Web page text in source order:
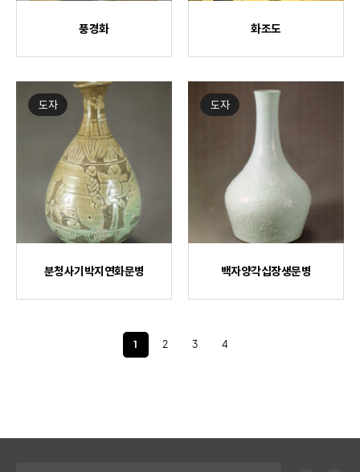
풍경화 화조도
도자
분청사기박지연화문병
도자
백자양각십장생문병
1 2 3 4